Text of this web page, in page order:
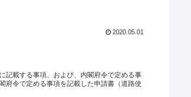
2020.05.01
記載する事項、および、内閣府令で定める事
府令で定める事項を記載した申請書（道路使